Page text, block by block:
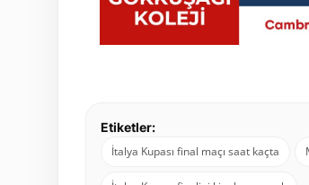
Etiketler:
İtalya Kupası final maçı saat kaçta